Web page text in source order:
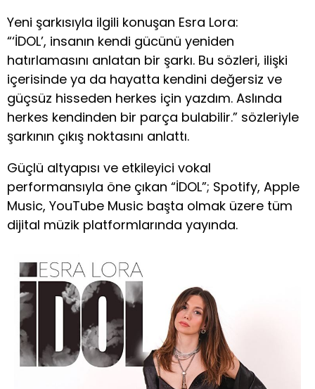
Yeni şarkısıyla ilgili konuşan Esra Lora:
“‘İDOL’, insanın kendi gücünü yeniden
hatırlamasını anlatan bir şarkı. Bu sözleri, ilişki
içerisinde ya da hayatta kendini değersiz ve
güçsüz hisseden herkes için yazdım. Aslında
herkes kendinden bir parça bulabilir.” sözleriyle
şarkının çıkış noktasını anlattı.
Güçlü altyapısı ve etkileyici vokal
performansıyla öne çıkan “İDOL”; Spotify, Apple
Music, YouTube Music başta olmak üzere tüm
dijital müzik platformlarında yayında.